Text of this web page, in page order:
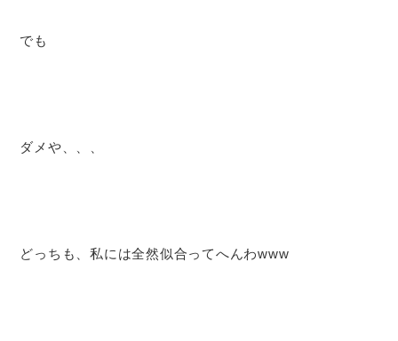
でも
ダメや、、、
どっちも、私には全然似合ってへんわwww